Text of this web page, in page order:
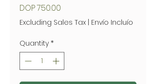
DOP 750.00
Excluding Sales Tax Envío Incluío
Quantity *